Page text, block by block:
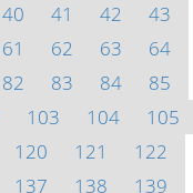
40 41 42
43
61 62 63
64
82 83 84
85
103 104
105
120 121
122
137 138
139